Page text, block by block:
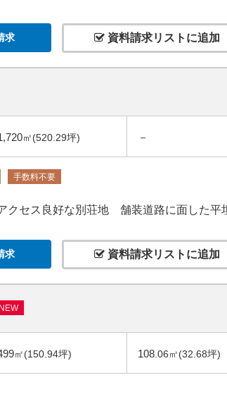
求 資料請求リストに追加
㎡(520.29坪) －
手数料不要
クセス良好な別荘地 舗装道路に面した平
求 資料請求リストに追加
NEW
㎡(150.94坪) 108 .06㎡(32.68坪)